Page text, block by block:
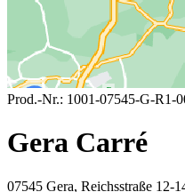
Prod.-Nr.: 1001-07545-G-R1-
Gera Carré
07545 Gera, Reichsstraße 12-